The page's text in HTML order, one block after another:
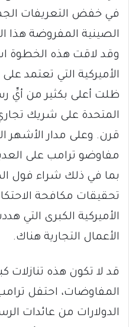
في خفض التعريفات
وقد لاقت هذه الخطوة
الأميركية التي تعتمد
ظلت أعلى بكثير من أيِّ
المتحدة على شريك
قرن. وعلى مدار الأشهر
مفاوضو ترامب على
بما في ذلك شراء فول
تحقيقات مكافحة
الأميركية الكبرى التي
الأعمال التجارية هناك.
قد لا تكون هذه تنازلات
المفاوضات، احتفل
الدولارات من عائدات